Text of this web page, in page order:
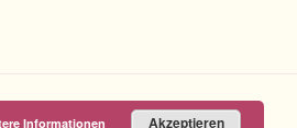
Informationen Akzeptieren